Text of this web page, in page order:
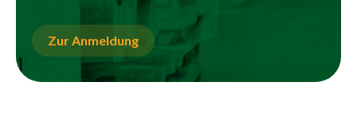
Zur Anmeldung